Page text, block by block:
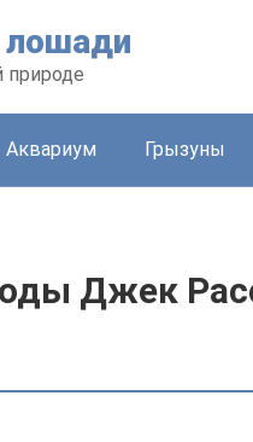
лошади
Аквариум Грызуны
Джек